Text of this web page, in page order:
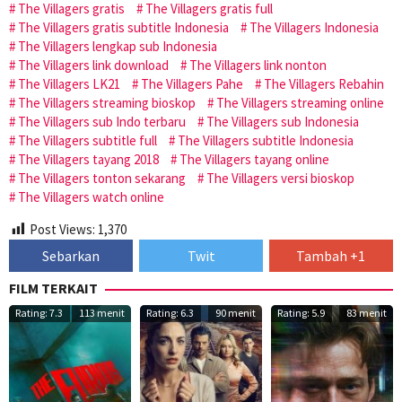
The Villagers gratis
The Villagers gratis full
The Villagers gratis subtitle Indonesia
The Villagers Indonesia
The Villagers lengkap sub Indonesia
The Villagers link download
The Villagers link nonton
The Villagers LK21
The Villagers Pahe
The Villagers Rebahin
The Villagers streaming bioskop
The Villagers streaming online
The Villagers sub Indo terbaru
The Villagers sub Indonesia
The Villagers subtitle full
The Villagers subtitle Indonesia
The Villagers tayang 2018
The Villagers tayang online
The Villagers tonton sekarang
The Villagers versi bioskop
The Villagers watch online
Post Views: 1,370
Sebarkan Twit
Tambah +1
FILM TERKAIT
Rating: 7.3 113 menit Rating: 6.3 90 menit Rating: 5.9 83 menit